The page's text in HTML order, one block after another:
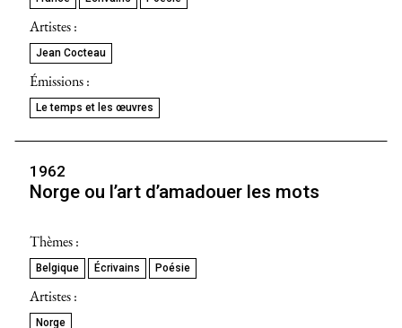
Artistes :
Jean Cocteau
Émissions :
Le temps et les œuvres
1962
Norge ou l’art d’amadouer les mots
Thèmes :
Belgique Écrivains Poésie
Artistes :
Norge